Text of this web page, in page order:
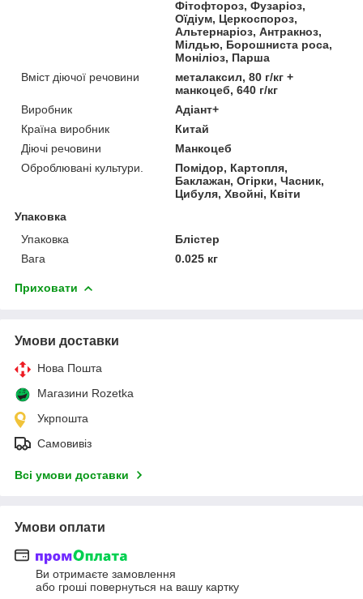
Фітофтороз, Фузаріоз,
Оїдіум, Церкоспороз,
Альтернаріоз, Антракноз,
Мілдью, Борошниста роса,
Моніліоз, Парша
Вміст діючої речовини
металаксил, 80 г/кг +
манкоцеб, 640 г/кг
Виробник
Адіант+
Країна виробник
Китай
Діючі речовини
Манкоцеб
Оброблювані культури.
Помідор, Картопля,
Баклажан, Огірки, Часник,
Цибуля, Хвойні, Квіти
Упаковка
Упаковка
Блістер
Вага
0.025 кг
Приховати
Умови доставки
Нова Пошта
Магазини Rozetka
Укрпошта
Самовивіз
Всі умови доставки
Умови оплати
Ви отримаєте замовлення
або гроші повернуться на вашу картку